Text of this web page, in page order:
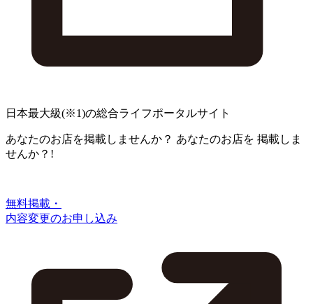
日本最大級(※1)の総合ライフポータルサイト
あなたのお店を掲載しませんか？ あなたのお店を 掲載しま
せんか？!
無料掲載・
内容変更のお申し込み